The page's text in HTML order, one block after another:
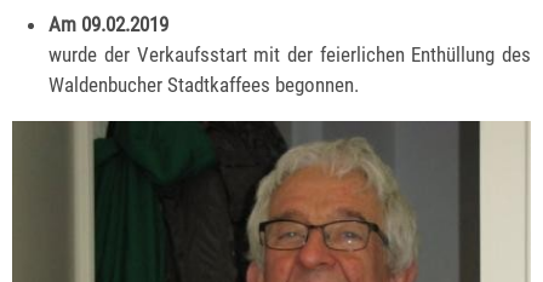
Am 09.02.2019
wurde der Verkaufsstart mit der feierlichen Enthüllung des
Waldenbucher Stadtkaffees begonnen.